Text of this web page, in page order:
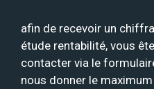
afin de recevoir un
étude rentabilité, vous
contacter via le
nous donner le